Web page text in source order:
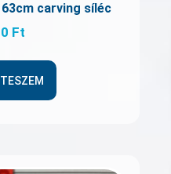
carving síléc
Ft